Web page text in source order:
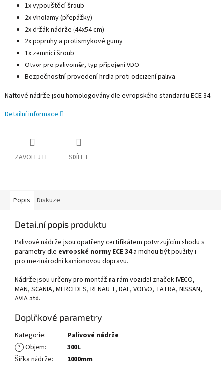
1x vypouštěcí šroub
2x vlnolamy (přepážky)
2x držák nádrže (44x54 cm)
2x popruhy a protismykové gumy
1x zemnící šroub
Otvor pro palivoměr, typ připojení VDO
Bezpečnostní provedení hrdla proti odcizení paliva
Naftové nádrže jsou homologovány dle evropského standardu ECE 34.
Detailní informace
ZAVOLEJTE SDÍLET
Popis Diskuze
Detailní popis produktu
Palivové nádrže jsou opatřeny certifikátem potvrzujícím shodu s
parametry dle evropské normy ECE 34 a mohou být použity i
pro mezinárodní kamionovou dopravu.
Nádrže jsou určeny pro montáž na rám vozidel značek IVECO,
MAN, SCANIA, MERCEDES, RENAULT, DAF, VOLVO, TATRA, NISSAN,
AVIA atd.
Doplňkové parametry
Kategorie:
Palivové nádrže
? Objem:
300L
Šířka nádrže:
1000mm